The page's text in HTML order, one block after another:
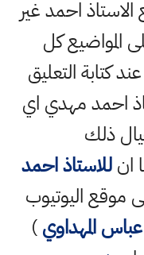
احمد غير
المواضيع كل
التعليق
احمد مهدي اي
ذلك
انللاستاذ احمد
موقع اليوتيوب
المهداوي)